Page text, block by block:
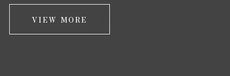
VIEW MORE